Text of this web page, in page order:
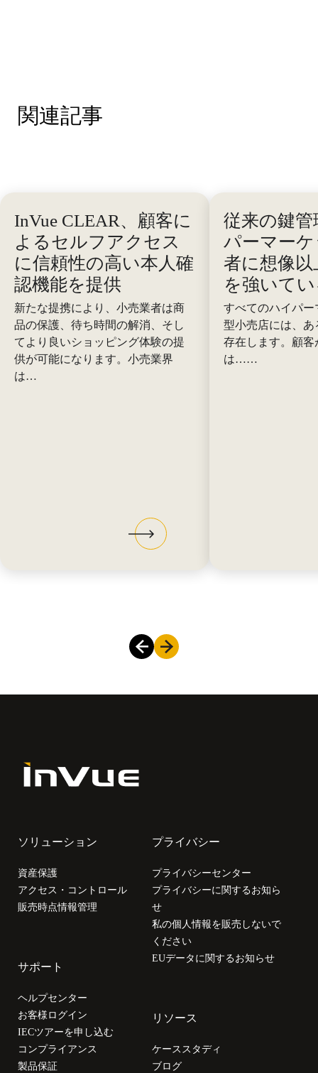
関連記事
InVue CLEAR、顧客に
よるセルフアクセス
に信頼性の高い本人確
認機能を提供
新たな提携により、小売業者は商
品の保護、待ち時間の解消、そし
てより良いショッピング体験の提
供が可能になります。小売業界
は…
従来の鍵
パーマー
者に想像
を強いて
すべてのハイパ
型小売店には、
存在します。顧
は……
ソリューション
資産保護
アクセス・コントロール
販売時点情報管理
サポート
ヘルプセンター
お客様ログイン
IECツアーを申し込む
コンプライアンス
製品保証
プライバシー
プライバシーセンター
プライバシーに関するお知ら
せ
私の個人情報を販売しないで
ください
EUデータに関するお知らせ
リソース
ケーススタディ
ブログ